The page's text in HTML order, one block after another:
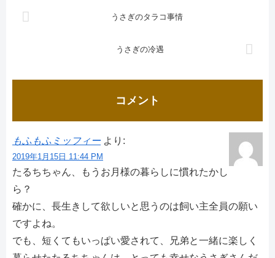
うさぎのタラコ事情
うさぎの冷遇
コメント
もふもふミッフィー より:
2019年1月15日 11:44 PM
たるちちゃん、もうお月様の暮らしに慣れたかし
ら？
確かに、長生きして欲しいと思うのは飼い主全員の願い
ですよね。
でも、短くてもいっぱい愛されて、兄弟と一緒に楽しく